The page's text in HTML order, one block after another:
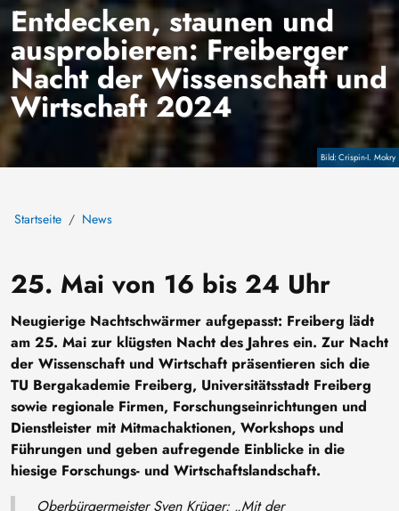
CopyrightCrispin-I. Mokry
Entdecken, staunen und
ausprobieren: Freiberger
Nacht der Wissenschaft und
Wirtschaft 2024
Startseite News
25. Mai von 16 bis 24 Uhr
Neugierige Nachtschwärmer aufgepasst: Freiberg lädt
am 25. Mai zur klügsten Nacht des Jahres ein. Zur Nacht
der Wissenschaft und Wirtschaft präsentieren sich die
TU Bergakademie Freiberg, Universitätsstadt Freiberg
sowie regionale Firmen, Forschungseinrichtungen und
Dienstleister mit Mitmachaktionen, Workshops und
Führungen und geben aufregende Einblicke in die
hiesige Forschungs- und Wirtschaftslandschaft.
Oberbürgermeister Sven Krüger: „Mit der